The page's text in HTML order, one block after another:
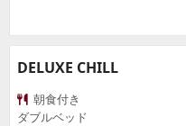
DELUXE CHILL
朝食付き
ダブルベッド